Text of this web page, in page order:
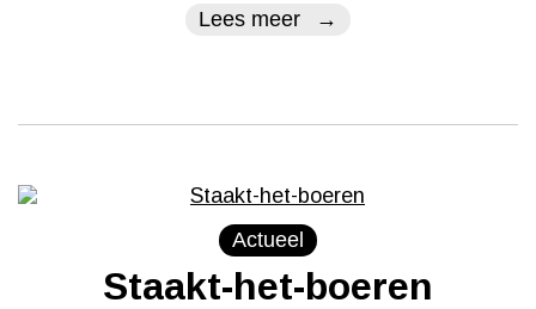
Lees meer
Actueel
Staakt-het-boeren